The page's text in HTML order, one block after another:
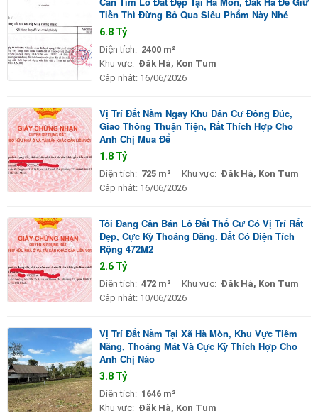
Tiền Thì Đừng Bỏ Qua Siêu Phẩm Này Nhé
6.8 Tỷ
Diện tích: 2400 m²
Khu vực: Đăk Hà, Kon Tum
Cập nhật: 16/06/2026
Vị Trí Đất Nằm Ngay Khu Dân Cư Đông Đúc,
Giao Thông Thuận Tiện, Rất Thích Hợp Cho
Anh Chị Mua Để
1.8 Tỷ
Diện tích: 725 m² Khu vực: Đăk Hà, Kon Tum
Cập nhật: 16/06/2026
Tôi Đang Cần Bán Lô Đất Thổ Cư Có Vị Trí Rất
Đẹp, Cực Kỳ Thoáng Đãng. Đất Có Diện Tích
Rộng 472M2
2.6 Tỷ
Diện tích: 472 m² Khu vực: Đăk Hà, Kon Tum
Cập nhật: 10/06/2026
Vị Trí Đất Nằm Tại Xã Hà Mòn, Khu Vực Tiềm
Năng, Thoáng Mát Và Cực Kỳ Thích Hợp Cho
Anh Chị Nào
3.8 Tỷ
Diện tích: 1646 m²
Khu vực: Đăk Hà, Kon Tum